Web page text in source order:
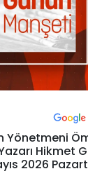
Yönetmeni
Hikmet
2026